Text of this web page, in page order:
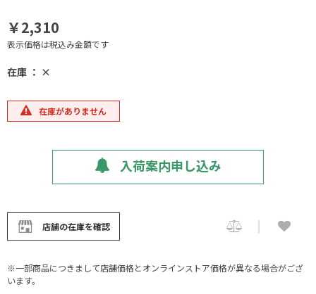
￥2,310
表示価格は税込み金額です
在庫 ： ×
在庫がありません
入荷案内申し込み
店舗の在庫を確認
※一部商品につきまして店舗価格とオンラインストア価格が異なる場合がござ
います。